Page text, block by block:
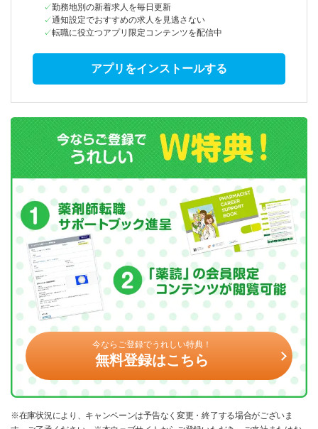
勤務地別の新着求人を毎日更新
通知設定でおすすめの求人を見逃さない
転職に役立つアプリ限定コンテンツを配信中
アプリをインストールする
今ならご登録でうれしい特典！
無料登録はこちら
※在庫状況により、キャンペーンは予告なく変更・終了する場合がございま